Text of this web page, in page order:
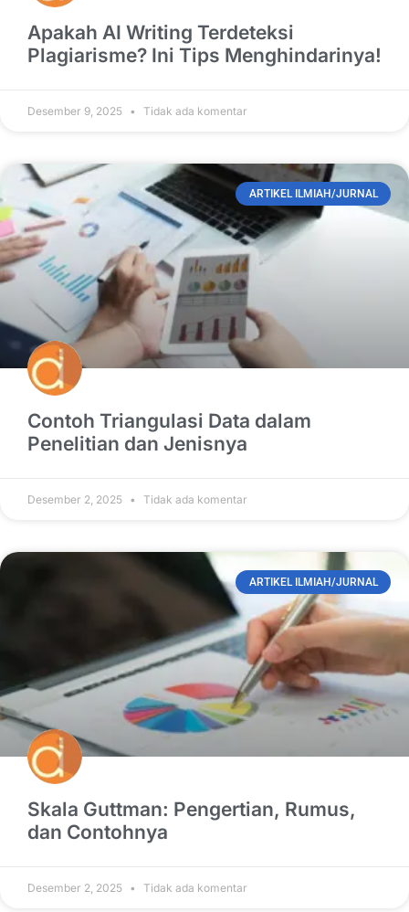
Apakah AI Writing Terdeteksi
Plagiarisme? Ini Tips Menghindarinya!
Desember 9, 2025 Tidak ada komentar
ARTIKEL ILMIAH/JURNAL
Contoh Triangulasi Data dalam
Penelitian dan Jenisnya
Desember 2, 2025 Tidak ada komentar
ARTIKEL ILMIAH/JURNAL
Skala Guttman: Pengertian, Rumus,
dan Contohnya
Desember 2, 2025 Tidak ada komentar